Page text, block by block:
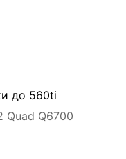
до 560ti
Q6700